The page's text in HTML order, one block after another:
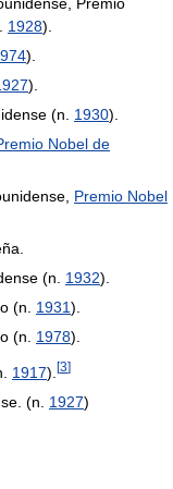
Premio
1928).
).
).
(n. 1930).
Nobel de
Premio Nobel
(n. 1932).
(n. 1931).
(n. 1978).
1917). [3]
(n. 1927)